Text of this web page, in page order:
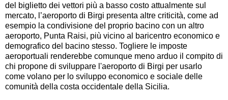
del biglietto dei vettori più a basso costo attualmente sul
mercato, l’aeroporto di Birgi presenta altre criticità, come ad
esempio la condivisione del proprio bacino con un altro
aeroporto, Punta Raisi, più vicino al baricentro economico e
demografico del bacino stesso. Togliere le imposte
aeroportuali renderebbe comunque meno arduo il compito di
chi propone di sviluppare l'aeroporto di Birgi per usarlo
come volano per lo sviluppo economico e sociale delle
comunità della costa occidentale della Sicilia.